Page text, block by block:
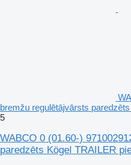
bremžu regulētājvārsts
5
WABCO 0 (01.60-)
paredzēts Kögel TRAILER